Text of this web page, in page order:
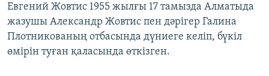
Евгений Жовтис 1955 жылғы 17 тамызда Алматыда
жазушы Александр Жовтис пен дәрігер Галина
Плотникованың отбасында дүниеге келіп, бүкіл
өмірін туған қаласында өткізген.